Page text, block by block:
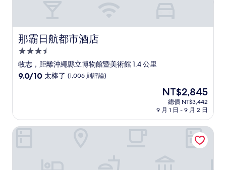
那霸日航都市酒店
那霸日航都市酒店
3.5
星
級
牧志，距離沖繩縣立博物館暨美術館 1.4 公里
9.0
分，
太
9.0/10 太棒了 (1,006 則評論)
現
在
價
為
NT$2,845
NT$2,845
總價 NT$3,442
9 月 1 日 - 9 月 2 日
大和ROYNET飯店 那霸小禄 PREMIER